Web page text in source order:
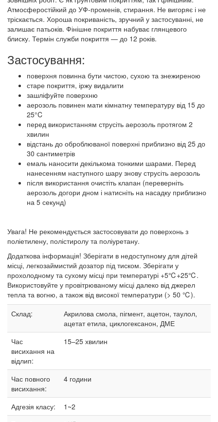
Атмосферостійкий до УФ-променів, стирання. Не вигоряє і не
тріскається. Хороша покриваність, зручний у застосуванні, не
залишає патьоків. Фінішне покриття набуває глянцевого
блиску. Термін служби покриття — до 12 років.
Застосування:
поверхня повинна бути чистою, сухою та знежиреною
старе покриття, іржу видалити
зашліфуйте поверхню
аерозоль повинен мати кімнатну температуру від 15 до
25°C
перед використанням струсіть аерозоль протягом 2
хвилин
відстань до оброблюваної поверхні приблизно від 25 до
30 сантиметрів
емаль наносити декількома тонкими шарами. Перед
нанесенням наступного шару знову струсіть аерозоль
після використання очистіть клапан (переверніть
аерозоль догори дном і натисніть на насадку приблизно
на 5 секунд)
Увага! Не рекомендується застосовувати до поверхонь з
поліетилену, полістиролу та поліуретану.
Додаткова інформація! Зберігати в недоступному для дітей
місці, легкозаймистий дозатор під тиском. Зберігати у
прохолодному та сухому місці при температурі +5℃+25℃.
Використовуйте у провітрюваному місці далеко від джерел
тепла та вогню, а також від високої температури (> 50 ℃).
Склад:
Акрилова смола, пігмент, ацетон, таулол,
ацетат етила, циклогексанон, ДМЕ
Час
висихання на
відлип:
15–25 хвилин
Час повного
висихання:
4 години
Адгезія класу:
1~2